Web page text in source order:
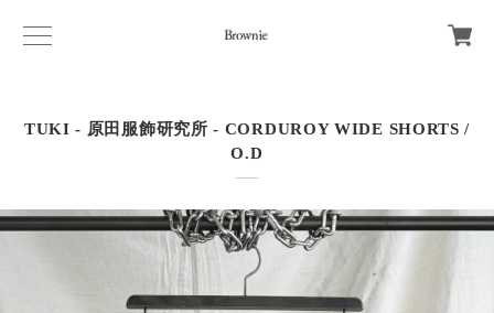
TUKI - 原田服飾研究所 - CORDUROY WIDE SHORTS /
O.D